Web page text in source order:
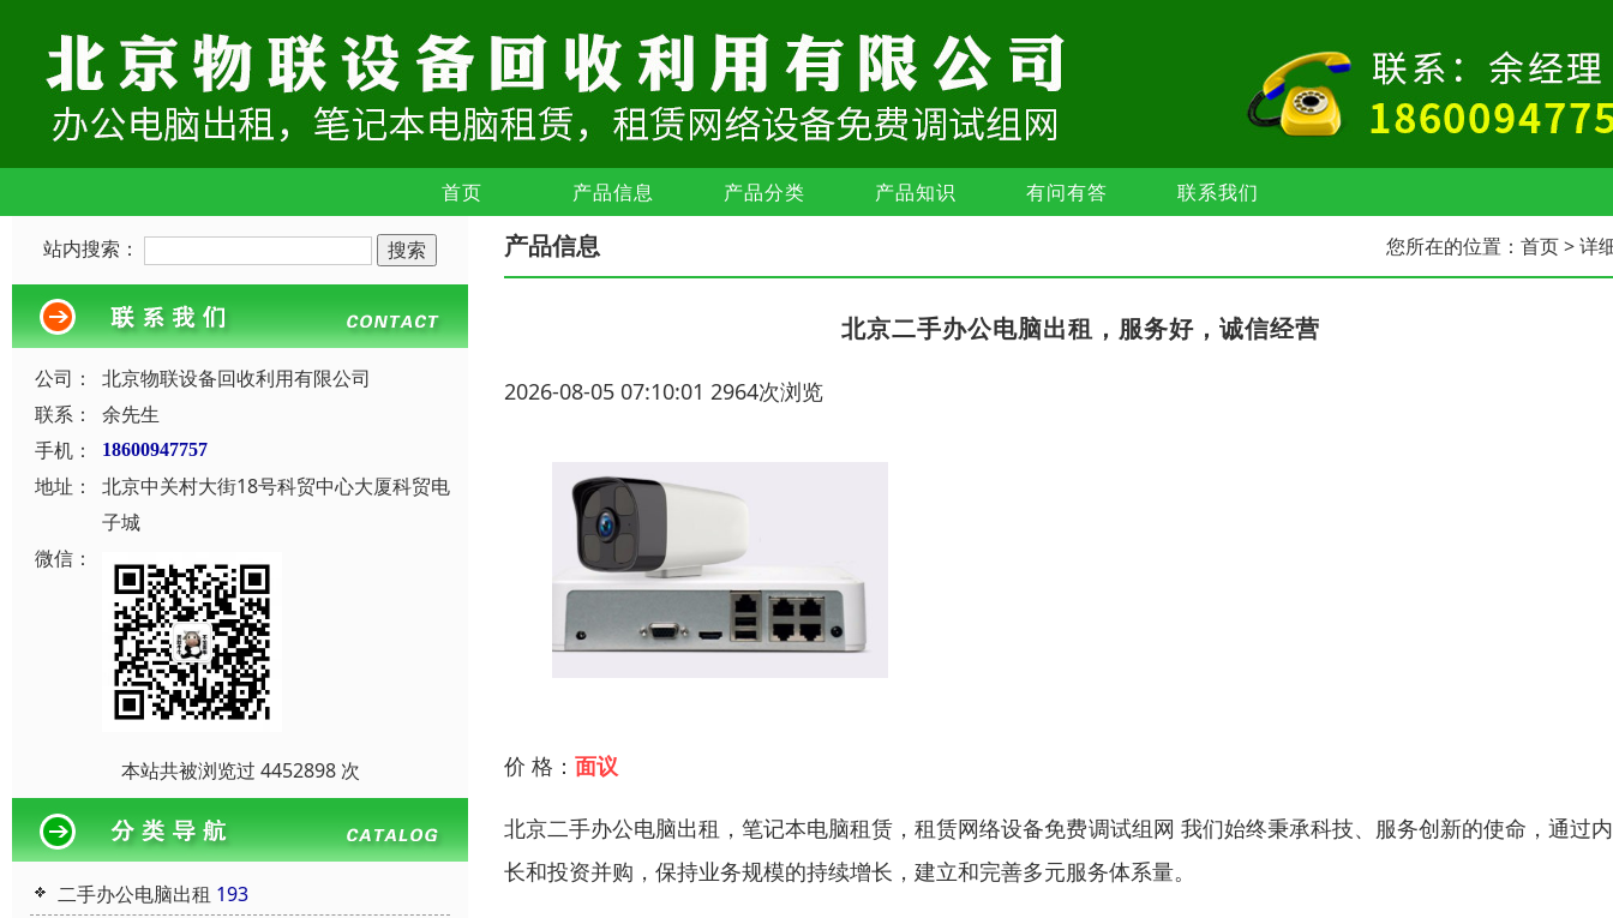
首页 产品信息 产品分类 产品知识 有问有答 联系我们
站内搜索：
公司：
北京物联设备回收利用有限公司
联系：
余先生
手机：
18600947757
地址：
北京中关村大街18号科贸中心大厦科贸电
子城
微信：
本站共被浏览过 4452898 次
二手办公电脑出租 193
产品信息 您所在的位置： 首页> 详
北京二手办公电脑出租，服务好，诚信经营
2026-08-05 07:10:01 2964次浏览
价 格： 面议
北京二手办公电脑出租，笔记本电脑租赁，租赁网络设备免费调试组网 我们始终秉承科技、服务创新的使命，通过
长和投资并购，保持业务规模的持续增长，建立和完善多元服务体系量。